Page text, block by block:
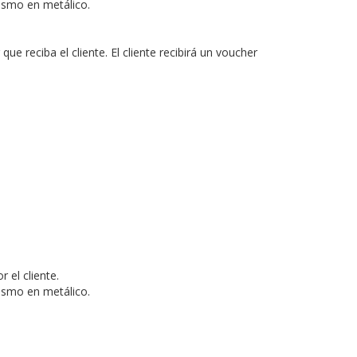
en metálico.
reciba el cliente. El cliente recibirá un voucher
por el cliente.
en metálico.